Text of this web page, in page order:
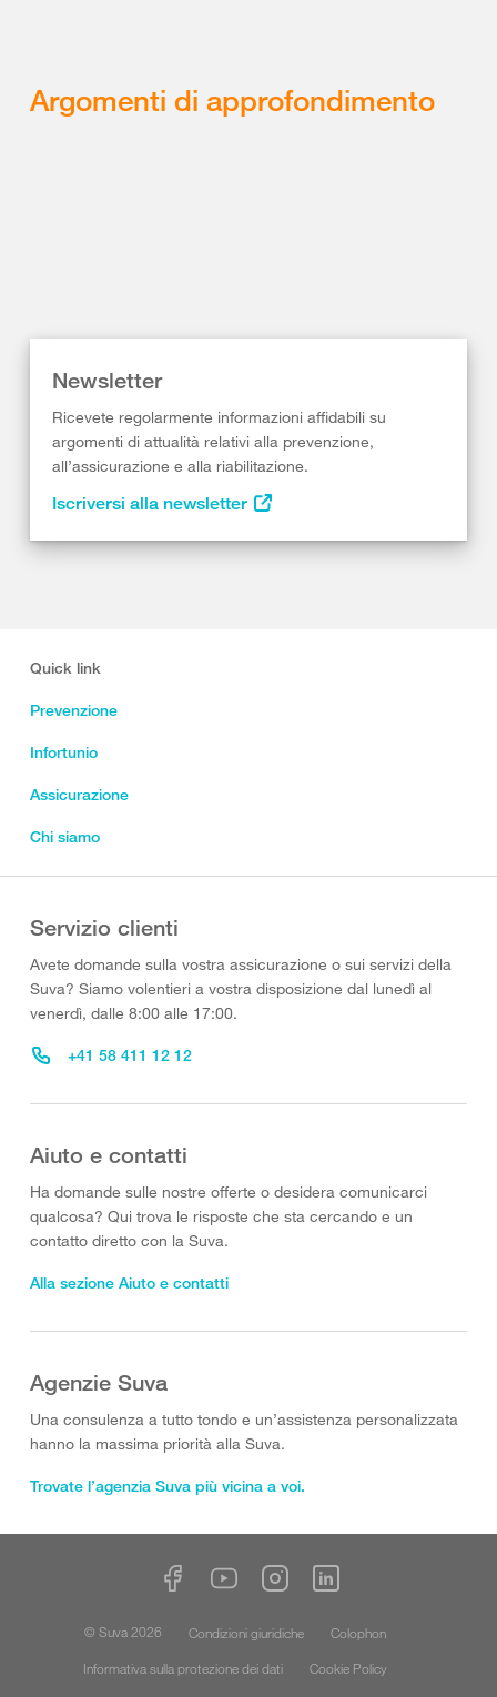
Argomenti di approfondimento
Newsletter
Ricevete regolarmente informazioni affidabili su
argomenti di attualità relativi alla prevenzione,
all’assicurazione e alla riabilitazione.
Iscriversi alla newsletter
Quick link
Prevenzione
Infortunio
Assicurazione
Chi siamo
Servizio clienti
Avete domande sulla vostra assicurazione o sui servizi della
Suva? Siamo volentieri a vostra disposizione dal lunedì al
venerdì, dalle 8:00 alle 17:00.
+41 58 411 12 12
Aiuto e contatti
Ha domande sulle nostre offerte o desidera comunicarci
qualcosa? Qui trova le risposte che sta cercando e un
contatto diretto con la Suva.
Alla sezione Aiuto e contatti
Agenzie Suva
Una consulenza a tutto tondo e un’assistenza personalizzata
hanno la massima priorità alla Suva.
Trovate l’agenzia Suva più vicina a voi.
© Suva 2026 Condizioni giuridiche
Colophon
Informativa sulla protezione dei dati
Cookie Policy